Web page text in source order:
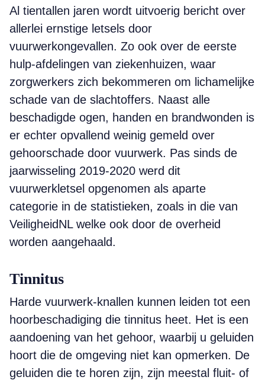
Al tientallen jaren wordt uitvoerig bericht over
allerlei ernstige letsels door
vuurwerkongevallen. Zo ook over de eerste
hulp-afdelingen van ziekenhuizen, waar
zorgwerkers zich bekommeren om lichamelijke
schade van de slachtoffers. Naast alle
beschadigde ogen, handen en brandwonden is
er echter opvallend weinig gemeld over
gehoorschade door vuurwerk. Pas sinds de
jaarwisseling 2019-2020 werd dit
vuurwerkletsel opgenomen als aparte
categorie in de statistieken, zoals in die van
VeiligheidNL welke ook door de overheid
worden aangehaald.
Tinnitus
Harde vuurwerk-knallen kunnen leiden tot een
hoorbeschadiging die tinnitus heet. Het is een
aandoening van het gehoor, waarbij u geluiden
hoort die de omgeving niet kan opmerken. De
geluiden die te horen zijn, zijn meestal fluit- of